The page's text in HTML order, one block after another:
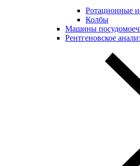
Ротационные
Колбы
Машины
Рентгеновское